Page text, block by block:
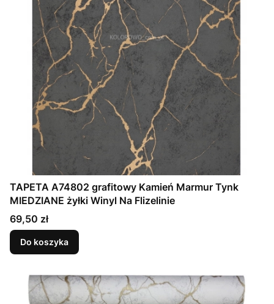
TAPETA A74802 grafitowy Kamień Marmur Tynk
MIEDZIANE żyłki Winyl Na Flizelinie
Cena
69,50 zł
Do koszyka